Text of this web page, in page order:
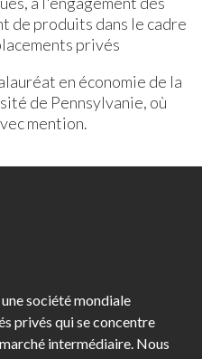
de produits dans le cadre
privés
en économie de la
de Pennsylvanie, où
mention.
société mondiale
privés qui se concentre
intermédiaire. Nous